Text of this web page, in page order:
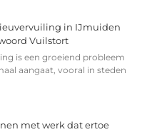
in IJmuiden
Vuilstort
is een groeiend probleem
aangaat, vooral in steden
met werk dat ertoe